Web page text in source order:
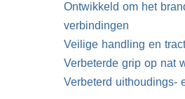
Ontwikkeld om het
verbindingen
Veilige handling en
Verbeterde grip op nat
Verbeterd uithoudings-